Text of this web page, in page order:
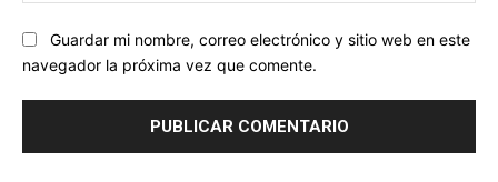
Guardar mi nombre, correo electrónico y sitio web en este
navegador la próxima vez que comente.